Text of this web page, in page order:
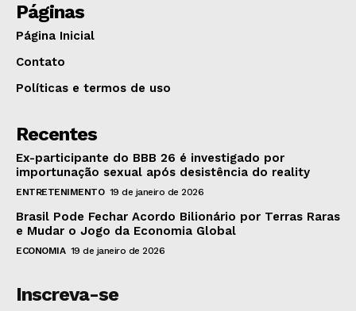
Páginas
Página Inicial
Contato
Políticas e termos de uso
Recentes
Ex-participante do BBB 26 é investigado por
importunação sexual após desistência do reality
ENTRETENIMENTO 19 de janeiro de 2026
Brasil Pode Fechar Acordo Bilionário por Terras Raras
e Mudar o Jogo da Economia Global
ECONOMIA 19 de janeiro de 2026
Inscreva-se